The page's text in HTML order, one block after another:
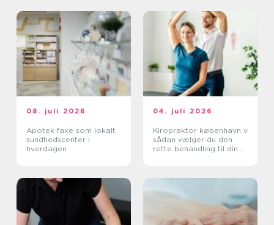
08. juli 2026
Apotek faxe som lokalt
sundhedscenter i
hverdagen
04. juli 2026
Kiropraktor københavn v
sådan vælger du den
rette behandling til dine